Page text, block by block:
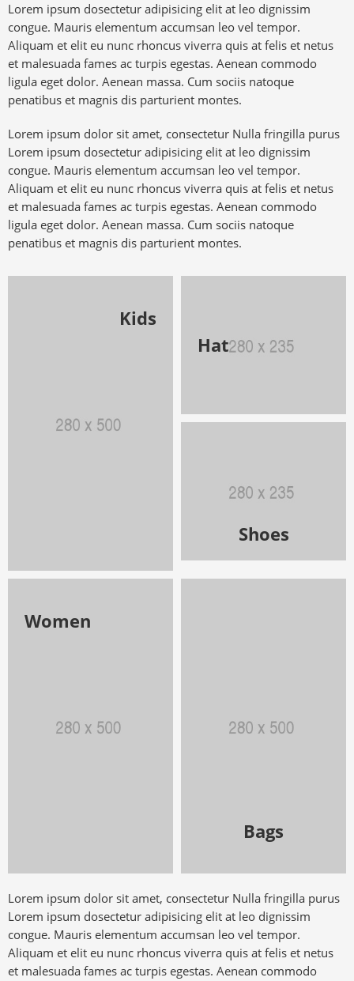
Lorem ipsum dosectetur adipisicing elit at leo dignissim
congue. Mauris elementum accumsan leo vel tempor.
Aliquam et elit eu nunc rhoncus viverra quis at felis et netus
et malesuada fames ac turpis egestas. Aenean commodo
ligula eget dolor. Aenean massa. Cum sociis natoque
penatibus et magnis dis parturient montes.
Lorem ipsum dolor sit amet, consectetur Nulla fringilla purus
Lorem ipsum dosectetur adipisicing elit at leo dignissim
congue. Mauris elementum accumsan leo vel tempor.
Aliquam et elit eu nunc rhoncus viverra quis at felis et netus
et malesuada fames ac turpis egestas. Aenean commodo
ligula eget dolor. Aenean massa. Cum sociis natoque
penatibus et magnis dis parturient montes.
Kids
Hat
Shoes
Women
Bags
Lorem ipsum dolor sit amet, consectetur Nulla fringilla purus
Lorem ipsum dosectetur adipisicing elit at leo dignissim
congue. Mauris elementum accumsan leo vel tempor.
Aliquam et elit eu nunc rhoncus viverra quis at felis et netus
et malesuada fames ac turpis egestas. Aenean commodo